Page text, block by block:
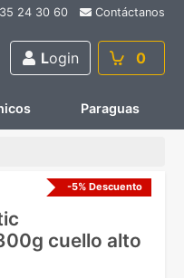
24 30 60 Contáctanos
Login 0
Paraguas
-5% Descuento
cuello alto